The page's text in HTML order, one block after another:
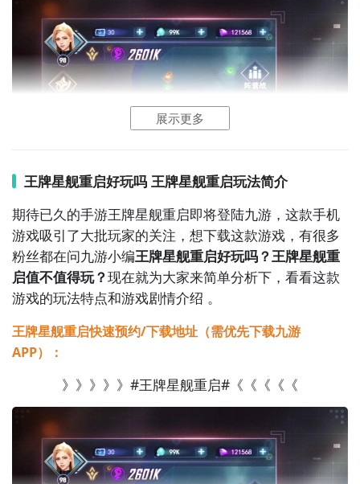
游戏中的一些星际战队的任务除了开拓疆土，并且的话
要去收集各种值钱资源来发展舰队和人类世界；
玩家们的整体的决策都是非常的重要的，也是有着很多
展示更多
王牌星舰重启好玩吗 王牌星舰重启玩法简介
期待已久的手游王牌星舰重启即将登陆九游，这款手机
游戏吸引了大批玩家的关注，想下载这款游戏，有很多
粉丝都在问九游小编王牌星舰重启好玩吗？王牌星舰重
启值不值得玩？现在就为大家来简单分析下，看看这款
游戏的玩法特点和游戏剧情介绍 。
王牌星舰重启快速预约/下载地址（需优先下载九游
APP）：
》》》》》#王牌星舰重启#《《《《《